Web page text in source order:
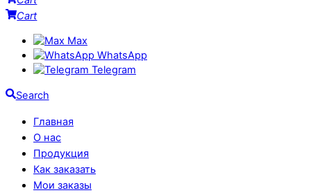
Cart
Max
WhatsApp
Telegram
Search
Главная
О нас
Продукция
Как заказать
Мои заказы